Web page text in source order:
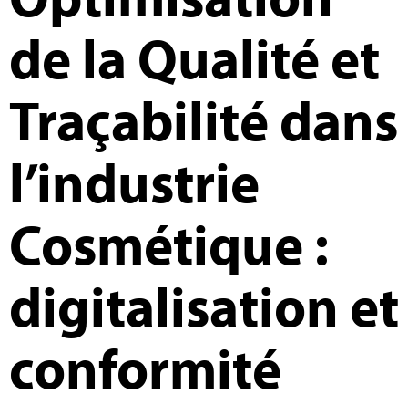
de la Qualité et
Traçabilité dans
l’industrie
Cosmétique :
digitalisation et
conformité